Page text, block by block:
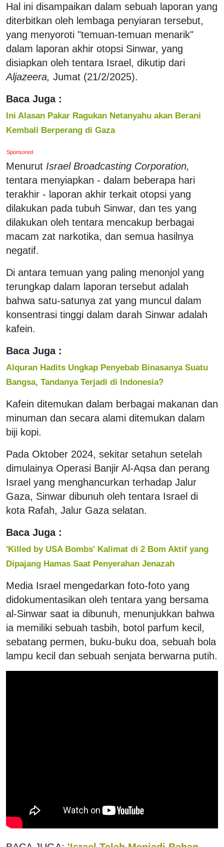
Hal ini disampaikan dalam sebuah laporan yang
diterbitkan oleh lembaga penyiaran tersebut,
yang menyoroti "temuan-temuan menarik"
dalam laporan akhir otopsi Sinwar, yang
disiapkan oleh tentara Israel, dikutip dari
Aljazeera, Jumat (21/2/2025).
Baca Juga :
Ini Alasan Pakar Ragukan Netanyahu akan Berani
Kembali Berperang di Gaza
Sponsored
Menurut Israel Broadcasting Corporation,
tentara menyiapkan - dalam beberapa hari
terakhir - laporan akhir terkait otopsi yang
dilakukan pada tubuh Sinwar, dan tes yang
dilakukan oleh tentara mencakup berbagai
macam zat narkotika, dan semua hasilnya
negatif.
Di antara temuan yang paling menonjol yang
terungkap dalam laporan tersebut adalah
bahwa satu-satunya zat yang muncul dalam
konsentrasi tinggi dalam darah Sinwar adalah
kafein.
Baca Juga :
Alquran Hadits Ungkap Penyebab Binasanya Suatu
Bangsa, Tandanya Terjadi di Indonesia?
Kafein ditemukan dalam berbagai makanan dan
minuman dan secara alami ditemukan dalam
biji kopi.
Pada Oktober 2024, sekitar setahun setelah
dimulainya Operasi Banjir Al-Aqsa dan perang
Israel yang menghancurkan terhadap Jalur
Gaza, Sinwar dibunuh oleh tentara Israel di
kota Rafah, Jalur Gaza selatan.
Baca Juga :
'Killed by USA Bombs' Kalimat di 2 Bom Aktif yang
Dipajang Hamas Saat Penyerahan Jenazah
Media Israel mengedarkan foto-foto yang
didokumentasikan oleh tentara yang bersama
al-Sinwar saat ia dibunuh, menunjukkan bahwa
ia memiliki sebuah tasbih, botol parfum kecil,
sebatang permen, buku-buku doa, sebuah bola
lampu kecil dan sebuah senjata berwarna putih.